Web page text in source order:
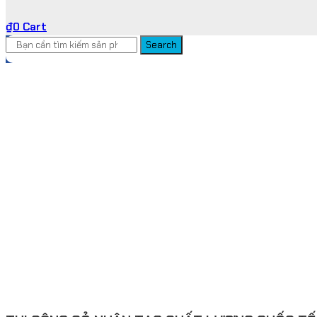
₫0 Cart
Search